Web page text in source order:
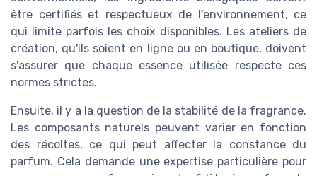
être certifiés et respectueux de l'environnement, ce
qui limite parfois les choix disponibles. Les ateliers de
création, qu'ils soient en ligne ou en boutique, doivent
s'assurer que chaque essence utilisée respecte ces
normes strictes.
Ensuite, il y a la question de la stabilité de la fragrance.
Les composants naturels peuvent varier en fonction
des récoltes, ce qui peut affecter la constance du
parfum. Cela demande une expertise particulière pour